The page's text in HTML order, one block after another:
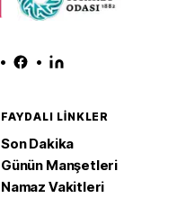
• •
FAYDALI LINKLER
Son Dakika
Günün Manşetleri
Namaz Vakitleri